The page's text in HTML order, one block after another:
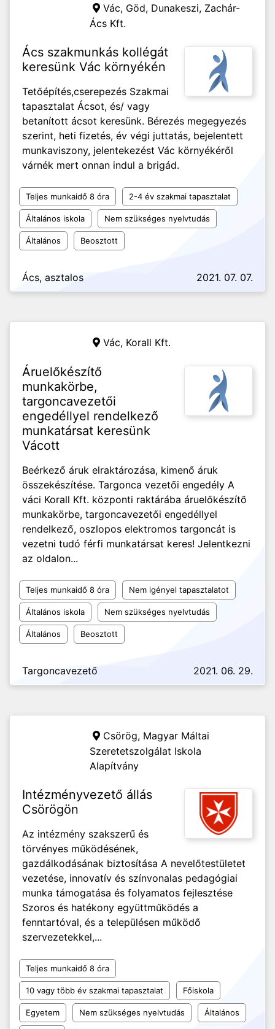
Vác, Göd, Dunakeszi, Zachár-
Ács Kft.
Ács szakmunkás kollégát
keresünk Vác környékén
Tetőépítés,cserepezés Szakmai
tapasztalat Ácsot, és/ vagy
betanított ácsot keresünk. Bérezés megegyezés
szerint, heti fizetés, év végi juttatás, bejelentett
munkaviszony, jelentekezést Vác környékéről
várnék mert onnan indul a brigád.
Teljes munkaidő 8 óra 2-4 év szakmai tapasztalat
Általános iskola Nem szükséges nyelvtudás
Általános Beosztott
Ács, asztalos 2021. 07. 07.
Vác, Korall Kft.
Áruelőkészítő
munkakörbe,
targoncavezetői
engedéllyel rendelkező
munkatársat keresünk
Vácott
Beérkező áruk elraktározása, kimenő áruk
összekészítése. Targonca vezetői engedély A
váci Korall Kft. központi raktárába áruelőkészítő
munkakörbe, targoncavezetői engedéllyel
rendelkező, oszlopos elektromos targoncát is
vezetni tudó férfi munkatársat keres! Jelentkezni
az oldalon...
Teljes munkaidő 8 óra Nem igényel tapasztalatot
Általános iskola Nem szükséges nyelvtudás
Általános Beosztott
Targoncavezető 2021. 06. 29.
Csörög, Magyar Máltai
Szeretetszolgálat Iskola
Alapítvány
Intézményvezető állás
Csörögön
Az intézmény szakszerű és
törvényes működésének,
gazdálkodásának biztosítása A nevelőtestületet
vezetése, innovatív és színvonalas pedagógiai
munka támogatása és folyamatos fejlesztése
Szoros és hatékony együttműködés a
fenntartóval, és a településen működő
szervezetekkel,...
Teljes munkaidő 8 óra
10 vagy több év szakmai tapasztalat Főiskola
Egyetem Nem szükséges nyelvtudás Általános